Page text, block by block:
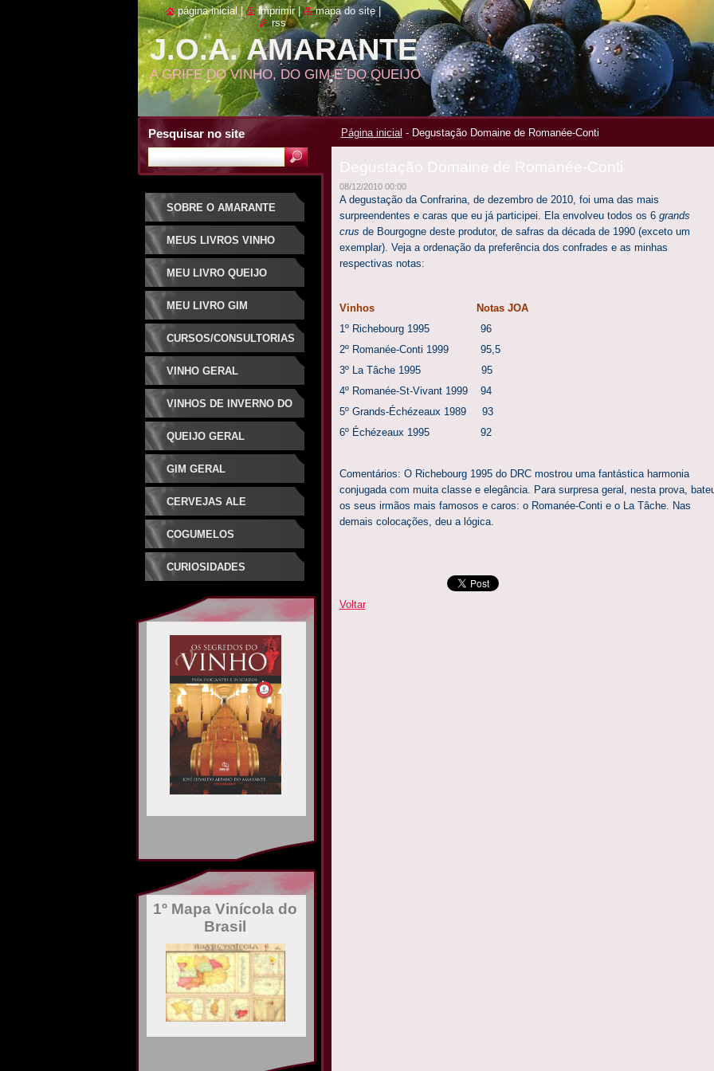
J.O.A. AMARANTE
A GRIFE DO VINHO, DO GIM E DO QUEIJO
Página inicial - Degustação Domaine de Romanée-Conti
Degustação Domaine de Romanée-Conti
08/12/2010 00:00
A degustação da Confrarina, de dezembro de 2010, foi uma das mais
surpreendentes e caras que eu já participei. Ela envolveu todos os 6 grands
crus de Bourgogne deste produtor, de safras da década de 1990 (exceto um
exemplar). Veja a ordenação da preferência dos confrades e as minhas
respectivas notas:
Vinhos Notas JOA
1º Richebourg 1995 96
2º Romanée-Conti 1999 95,5
3º La Tâche 1995 95
4º Romanée-St-Vivant 1999 94
5º Grands-Échézeaux 1989 93
6º Échézeaux 1995 92
Comentários: O Richebourg 1995 do DRC mostrou uma fantástica harmonia
conjugada com muita classe e elegância. Para surpresa geral, nesta prova,
os seus irmãos mais famosos e caros: o Romanée-Conti e o La Tâche. Nas
demais colocações, deu a lógica.
Voltar
SOBRE O AMARANTE
MEUS LIVROS VINHO
MEU LIVRO QUEIJO
MEU LIVRO GIM
CURSOS/CONSULTORIAS
VINHO GERAL
VINHOS DE INVERNO DO
SUDESTE
QUEIJO GERAL
GIM GERAL
CERVEJAS ALE
ESPECIAIS
COGUMELOS
CURIOSIDADES
1º Mapa Vinícola do
Brasil
Pesquisar no site
página inicial | imprimir | mapa do site |
rss